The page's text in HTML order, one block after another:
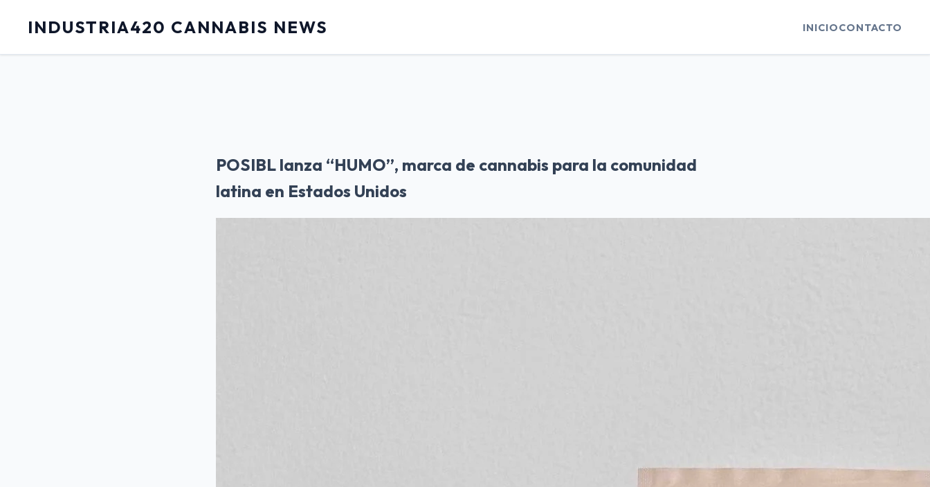
INDUSTRIA420 CANNABIS NEWS INICIOCONTACTO
POSIBL lanza “HUMO”, marca de cannabis para la comunidad
latina en Estados Unidos